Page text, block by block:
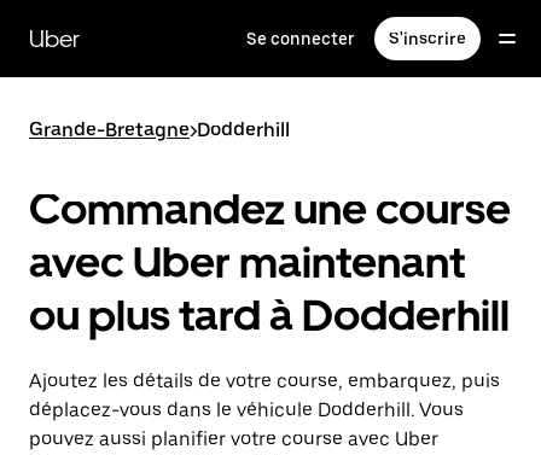
contenu
principal
Uber Se connecter S'inscrire
Grande-Bretagne>Dodderhill
Commandez une course
avec Uber maintenant
ou plus tard à Dodderhill
Ajoutez les détails de votre course, embarquez, puis
déplacez-vous dans le véhicule Dodderhill. Vous
pouvez aussi planifier votre course avec Uber